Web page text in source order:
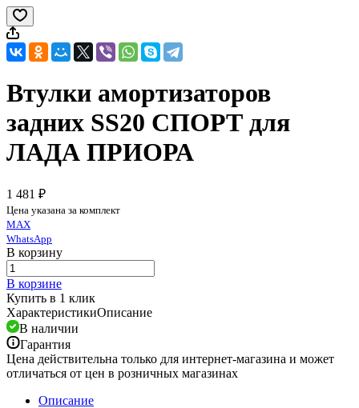
Втулки амортизаторов
задних SS20 СПОРТ для
ЛАДА ПРИОРА
1 481 ₽
Цена указана за комплект
MAX
WhatsApp
В корзину
В корзине
Купить в 1 клик
ХарактеристикиОписание
В наличии
Гарантия
Цена действительна только для интернет-магазина и может
отличаться от цен в розничных магазинах
Описание